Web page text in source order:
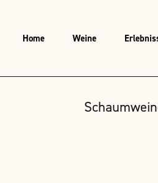
Home Weine